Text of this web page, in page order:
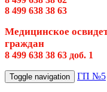
8 499 638 38 63
Медицинское
граждан
8 499 638 38 63 доб. 1
Toggle navigation ГП №5